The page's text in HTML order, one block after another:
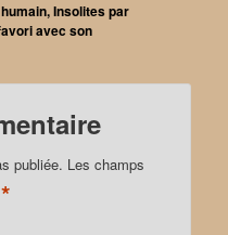
humain,Insolitespar
avec son
publiée. Les champs
*